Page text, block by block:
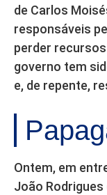
de Carlos
responsáveis
perder
governo tem
e, de repente,
Ontem, em
João